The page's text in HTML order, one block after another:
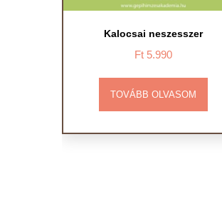
Kalocsai neszesszer
Ft 5.990
TOVÁBB OLVASOM